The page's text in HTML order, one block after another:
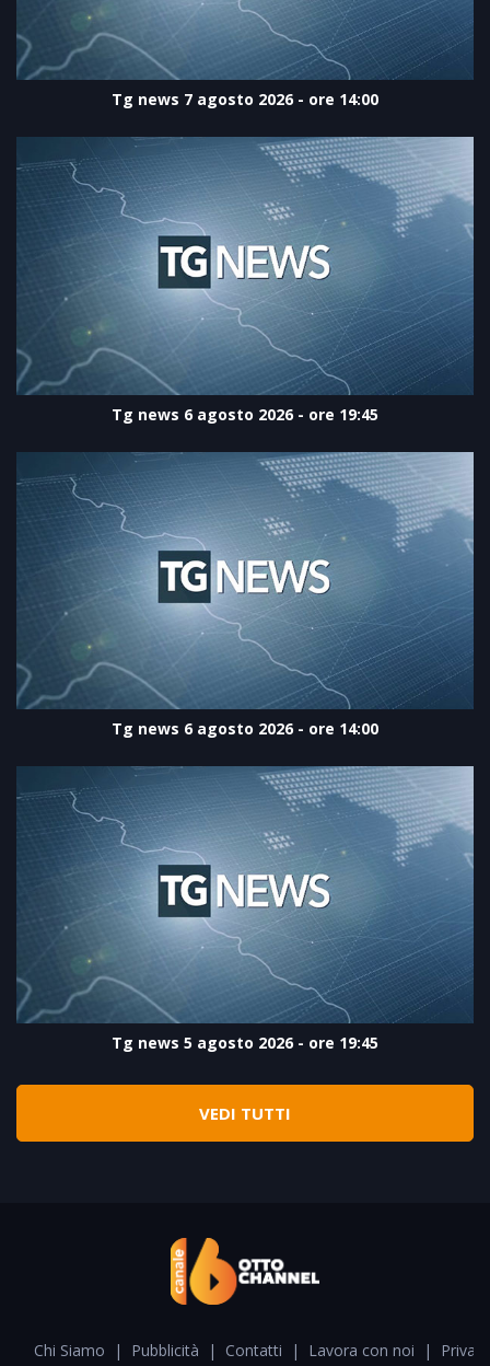
Tg news 7 agosto 2026 - ore 14:00
Tg news 6 agosto 2026 - ore 19:45
Tg news 6 agosto 2026 - ore 14:00
Tg news 5 agosto 2026 - ore 19:45
VEDI TUTTI
Chi Siamo | Pubblicità | Contatti | Lavora con noi |